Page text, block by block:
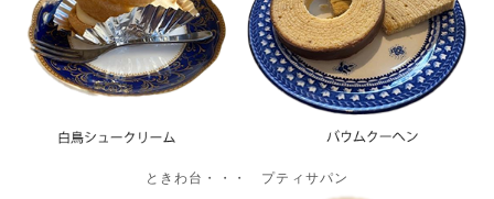
ときわ台・・・ プティサパン